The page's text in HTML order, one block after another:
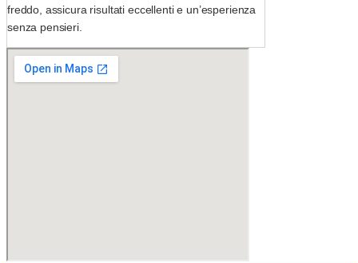
freddo, assicura risultati eccellenti e un’esperienza
senza pensieri.